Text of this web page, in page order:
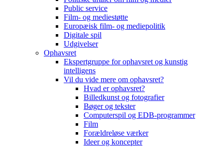
Public service
Film- og mediestøtte
Europæisk film- og mediepolitik
Digitale spil
Udgivelser
Ophavsret
Ekspertgruppe for ophavsret og kunstig
intelligens
Vil du vide mere om ophavsret?
Hvad er ophavsret?
Billedkunst og fotografier
Bøger og tekster
Computerspil og EDB-programmer
Film
Forældreløse værker
Ideer og koncepter